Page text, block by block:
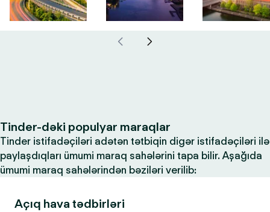
Tinder-dəki populyar maraqlar
Tinder istifadəçiləri adətən tətbiqin digər istifadəçiləri ilə
paylaşdıqları ümumi maraq sahələrini tapa bilir. Aşağıda
ümumi maraq sahələrindən bəziləri verilib:
Açıq hava tədbirləri